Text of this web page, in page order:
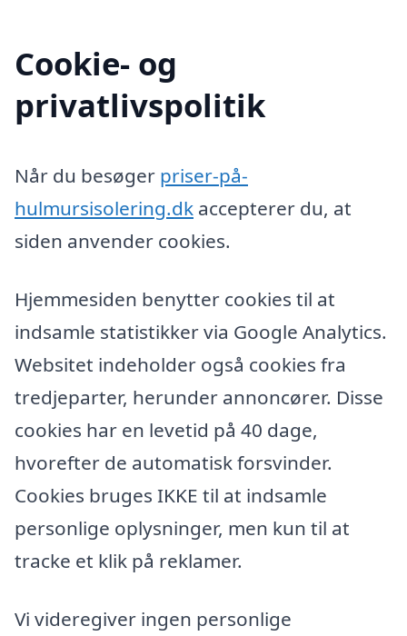
Cookie- og
privatlivspolitik
Når du besøger priser-på-
hulmursisolering.dk accepterer du, at
siden anvender cookies.
Hjemmesiden benytter cookies til at
indsamle statistikker via Google Analytics.
Websitet indeholder også cookies fra
tredjeparter, herunder annoncører. Disse
cookies har en levetid på 40 dage,
hvorefter de automatisk forsvinder.
Cookies bruges IKKE til at indsamle
personlige oplysninger, men kun til at
tracke et klik på reklamer.
Vi videregiver ingen personlige